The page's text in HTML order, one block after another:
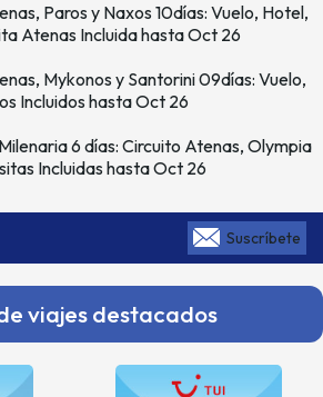
Paros y Naxos 10días: Vuelo, Hotel,
Atenas Incluida hasta Oct 26
Mykonos y Santorini 09días: Vuelo,
Incluidos hasta Oct 26
6 días: Circuito Atenas, Olympia
Incluidas hasta Oct 26
Suscríbete
viajes destacados